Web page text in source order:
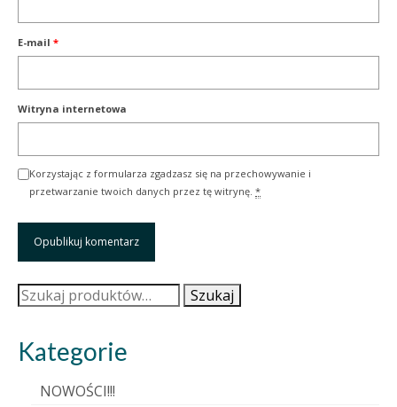
E-mail *
Witryna internetowa
Korzystając z formularza zgadzasz się na przechowywanie i
przetwarzanie twoich danych przez tę witrynę. *
Szukaj: Szukaj
Kategorie
NOWOŚCI!!!